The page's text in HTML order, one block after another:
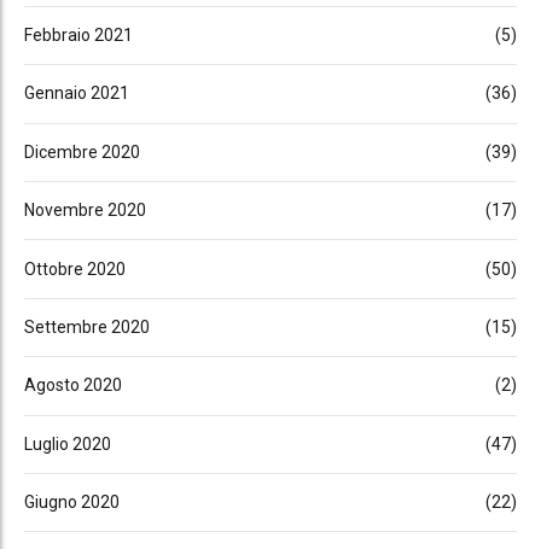
Febbraio 2021 (5)
Gennaio 2021 (36)
Dicembre 2020 (39)
Novembre 2020 (17)
Ottobre 2020 (50)
Settembre 2020 (15)
Agosto 2020 (2)
Luglio 2020 (47)
Giugno 2020 (22)